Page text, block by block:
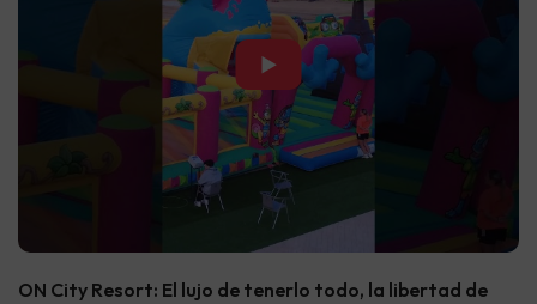
▶
ON City Resort: El lujo de tenerlo todo, la libertad de